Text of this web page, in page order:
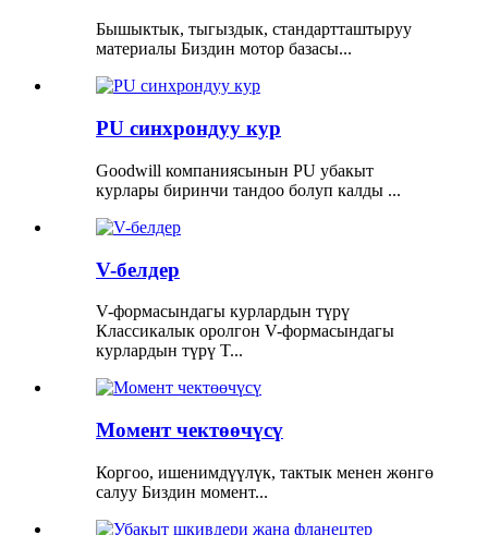
Бышыктык, тыгыздык, стандартташтыруу
материалы Биздин мотор базасы...
PU синхрондуу кур
Goodwill компаниясынын PU убакыт
курлары биринчи тандоо болуп калды ...
V-белдер
V-формасындагы курлардын түрү
Классикалык оролгон V-формасындагы
курлардын түрү T...
Момент чектөөчүсү
Коргоо, ишенимдүүлүк, тактык менен жөнгө
салуу Биздин момент...